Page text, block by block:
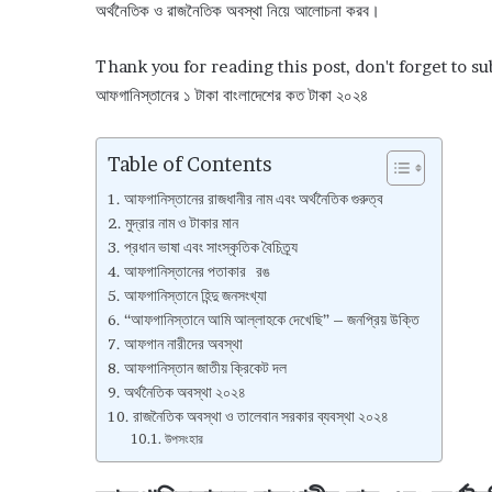
অর্থনৈতিক ও রাজনৈতিক অবস্থা নিয়ে আলোচনা করব।
Thank you for reading this post, don't forget to
আফগানিস্তানের ১ টাকা বাংলাদেশের কত টাকা ২০২৪
Table of Contents
আফগানিস্তানের রাজধানীর নাম এবং অর্থনৈতিক গুরুত্ব
মুদ্রার নাম ও টাকার মান
প্রধান ভাষা এবং সাংস্কৃতিক বৈচিত্র্য
আফগানিস্তানের পতাকার রঙ
আফগানিস্তানে হিন্দু জনসংখ্যা
“আফগানিস্তানে আমি আল্লাহকে দেখেছি” – জনপ্রিয় উক্তি
আফগান নারীদের অবস্থা
আফগানিস্তান জাতীয় ক্রিকেট দল
অর্থনৈতিক অবস্থা ২০২৪
রাজনৈতিক অবস্থা ও তালেবান সরকার ব্যবস্থা ২০২৪
উপসংহার